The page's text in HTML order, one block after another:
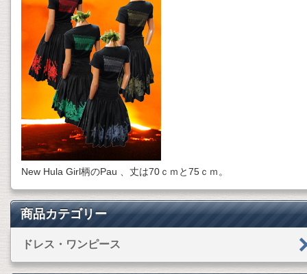
New Hula Girl柄のPau 、丈は70ｃｍと75ｃｍ。
商品カテゴリー
ドレス・ワンピース